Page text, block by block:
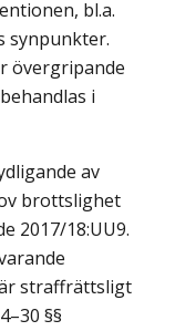
bl.a.
synpunkter.
övergripande
i
av
brottslighet
2017/18:UU9.
straffrättsligt
§§